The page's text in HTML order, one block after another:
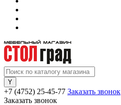
+7 (4752) 25-45-77 Заказать звонок
Заказать звонок